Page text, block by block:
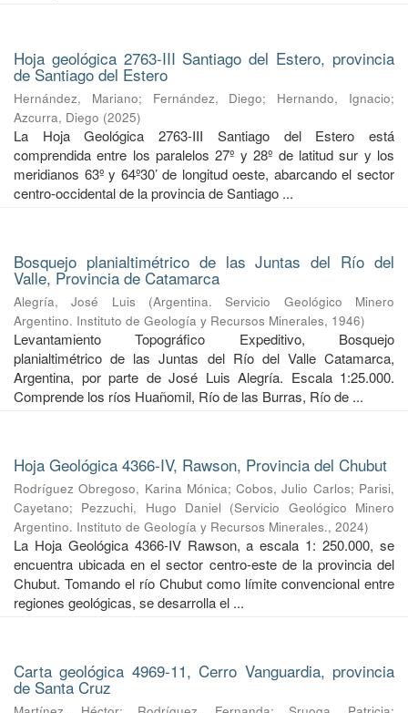
Hoja geológica 2763-III Santiago del Estero, provincia
de Santiago del Estero
Hernández, Mariano; Fernández, Diego; Hernando, Ignacio;
Azcurra, Diego (2025)
La Hoja Geológica 2763-III Santiago del Estero está
comprendida entre los paralelos 27º y 28º de latitud sur y los
meridianos 63º y 64º30’ de longitud oeste, abarcando el sector
centro-occidental de la provincia de Santiago ...
Bosquejo planialtimétrico de las Juntas del Río del
Valle, Provincia de Catamarca
Alegría, José Luis (Argentina. Servicio Geológico Minero
Argentino. Instituto de Geología y Recursos Minerales, 1946)
Levantamiento Topográfico Expeditivo, Bosquejo
planialtimétrico de las Juntas del Río del Valle Catamarca,
Argentina, por parte de José Luis Alegría. Escala 1:25.000.
Comprende los ríos Huañomil, Río de las Burras, Río de ...
Hoja Geológica 4366-IV, Rawson, Provincia del Chubut
Rodríguez Obregoso, Karina Mónica;Cobos, Julio Carlos; Parisi,
Cayetano; Pezzuchi, Hugo Daniel (Servicio Geológico Minero
Argentino. Instituto de Geología y Recursos Minerales., 2024)
La Hoja Geológica 4366-IV Rawson, a escala 1: 250.000, se
encuentra ubicada en el sector centro-este de la provincia del
Chubut. Tomando el río Chubut como límite convencional entre
regiones geológicas, se desarrolla el ...
Carta geológica 4969-11, Cerro Vanguardia, provincia
de Santa Cruz